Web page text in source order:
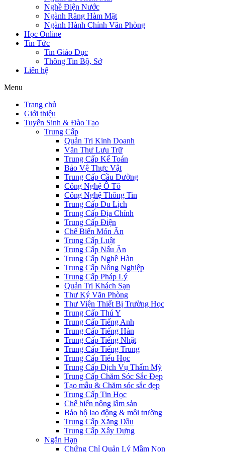
Nghề Điện Nước
Ngành Răng Hàm Mặt
Ngành Hành Chính Văn Phòng
Học Online
Tin Tức
Tin Giáo Dục
Thông Tin Bộ, Sở
Liên hệ
Menu
Trang chủ
Giới thiệu
Tuyển Sinh & Đào Tạo
Trung Cấp
Quản Trị Kinh Doanh
Văn Thư Lưu Trữ
Trung Cấp Kế Toán
Bảo Vệ Thực Vật
Trung Cấp Cầu Đường
Công Nghệ Ô Tô
Công Nghệ Thông Tin
Trung Cấp Du Lịch
Trung Cấp Địa Chính
Trung Cấp Điện
Chế Biến Món Ăn
Trung Cấp Luật
Trung Cấp Nấu Ăn
Trung Cấp Nghề Hàn
Trung Cấp Nông Nghiệp
Trung Cấp Pháp Lý
Quản Trị Khách Sạn
Thư Ký Văn Phòng
Thư Viện Thiết Bị Trường Học
Trung Cấp Thú Y
Trung Cấp Tiếng Anh
Trung Cấp Tiếng Hàn
Trung Cấp Tiếng Nhật
Trung Cấp Tiếng Trung
Trung Cấp Tiểu Học
Trung Cấp Dịch Vụ Thẩm Mỹ
Trung Cấp Chăm Sóc Sắc Đẹp
Tạo mẫu & Chăm sóc sắc đẹp
Trung Cấp Tin Học
Chế biến nông lâm sản
Bảo hộ lao động & môi trường
Trung Cấp Xăng Dầu
Trung Cấp Xây Dựng
Ngắn Hạn
Chứng Chỉ Quản Lý Mầm Non